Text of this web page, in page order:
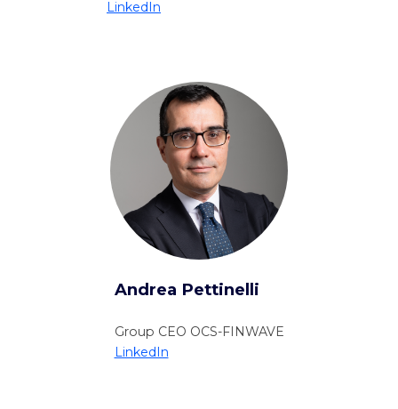
LinkedIn
Andrea Pettinelli
Group CEO OCS-FINWAVE
LinkedIn